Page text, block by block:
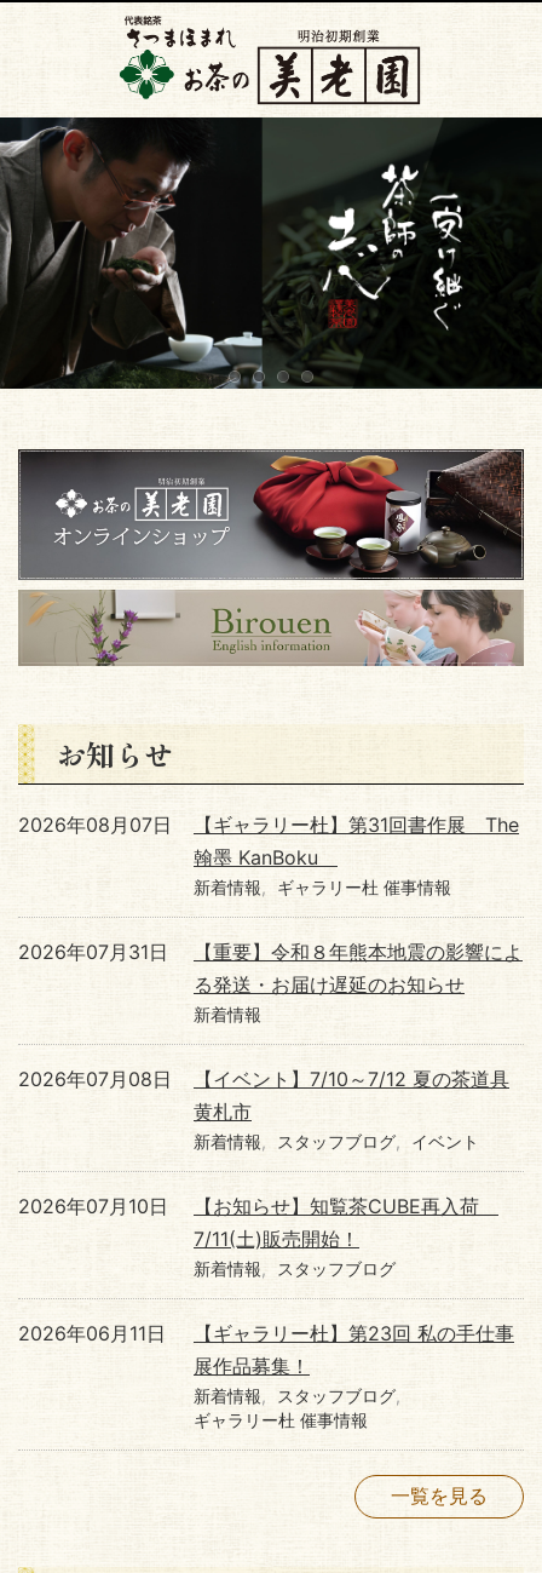
お知らせ
【ギャラリー杜】第31回書作展 The
翰墨 KanBoku
2026年08月07日
新着情報 ギャラリー杜 催事情報
【重要】令和８年熊本地震の影響によ
る発送・お届け遅延のお知らせ
2026年07月31日
新着情報
【イベント】7/10～7/12 夏の茶道具
黄札市
2026年07月08日
新着情報 スタッフブログ イベント
【お知らせ】知覧茶CUBE再入荷
7/11(土)販売開始！
2026年07月10日
新着情報 スタッフブログ
【ギャラリー杜】第23回 私の手仕事
展作品募集！
2026年06月11日
新着情報
スタッフブログ
ギャラリー杜 催事情報
一覧を見る